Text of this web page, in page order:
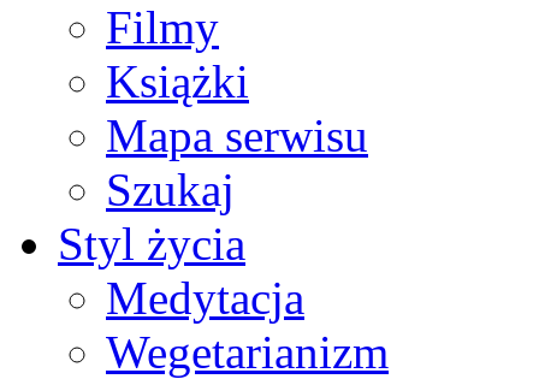
Filmy
Książki
Mapa serwisu
Szukaj
Styl życia
Medytacja
Wegetarianizm